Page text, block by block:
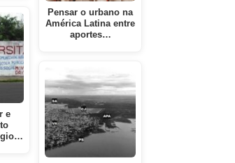
e
Pensar o urbano na
América Latina entre
aportes…